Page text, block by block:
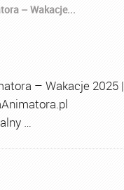
– Wakacje...
– Wakacje 2025 |
…